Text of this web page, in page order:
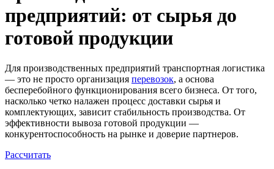
предприятий: от сырья до
готовой продукции
Для производственных предприятий транспортная логистика
— это не просто организация перевозок, а основа
бесперебойного функционирования всего бизнеса. От того,
насколько четко налажен процесс доставки сырья и
комплектующих, зависит стабильность производства. От
эффективности вывоза готовой продукции —
конкурентоспособность на рынке и доверие партнеров.
Рассчитать